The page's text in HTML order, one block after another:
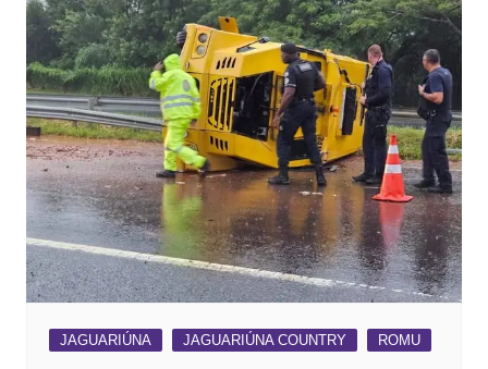
JAGUARIÚNA JAGUARIÚNA COUNTRY ROMU